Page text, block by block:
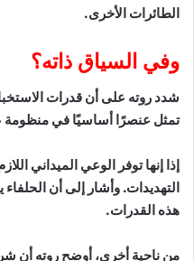
الطائرات الأخرى.
وفي السياق ذاته؟
تمثل عنصرًا أساسيًا في
إذا إنها توفر الوعي الميداني
التهديدات. وأشار إلى أن
هذه القدرات.
من ناحية أخرى، أوضح روته أن